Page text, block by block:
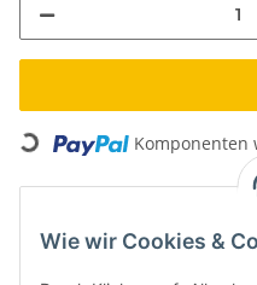
Komponenten
Kostenloser Versand*
Wie wir Cookies &